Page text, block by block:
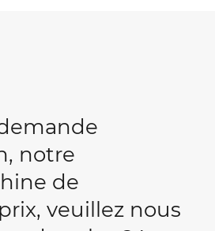
notre
de
veuillez nous